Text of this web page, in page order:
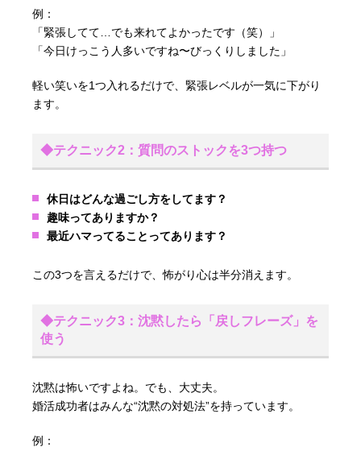
例：
「緊張してて…でも来れてよかったです（笑）」
「今日けっこう人多いですね〜びっくりしました」
軽い笑いを1つ入れるだけで、緊張レベルが一気に下がり
ます。
◆テクニック2：質問のストックを3つ持つ
休日はどんな過ごし方をしてます？
趣味ってありますか？
最近ハマってることってあります？
この3つを言えるだけで、怖がり心は半分消えます。
◆テクニック3：沈黙したら「戻しフレーズ」を
使う
沈黙は怖いですよね。でも、大丈夫。
婚活成功者はみんな“沈黙の対処法”を持っています。
例：